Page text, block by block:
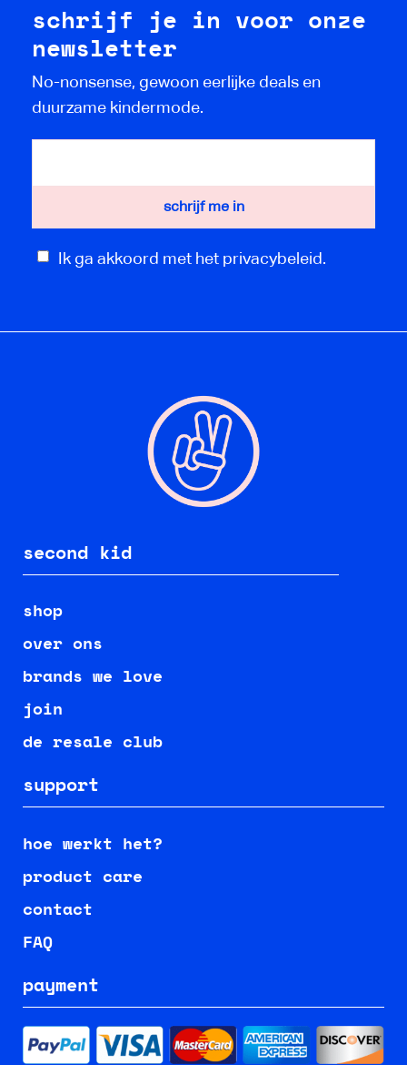
schrijf je in voor onze
newsletter
No-nonsense, gewoon eerlijke deals en
duurzame kindermode.
Ik ga akkoord met het privacybeleid.
second kid
shop
over ons
brands we love
join
de resale club
support
hoe werkt het?
product care
contact
FAQ
payment